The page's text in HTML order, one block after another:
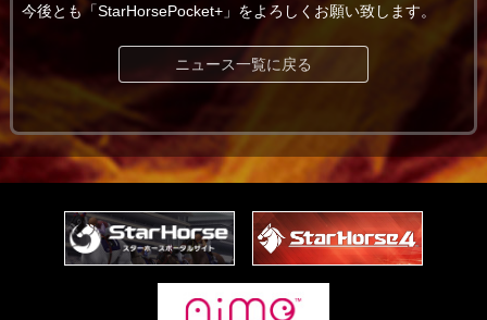
今後とも「StarHorsePocket+」をよろしくお願い致します。
ニュース一覧に戻る